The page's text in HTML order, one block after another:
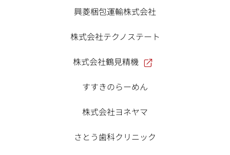
興菱梱包運輸株式会社
株式会社テクノステート
株式会社鶴見精機
すすきのらーめん
株式会社ヨネヤマ
さとう歯科クリニック